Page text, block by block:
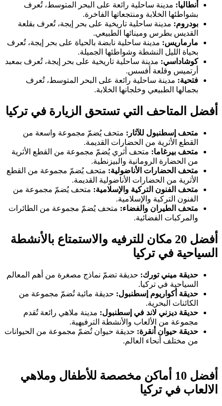
أنطاليا: مدينة ساحلية رائعة على البحر المتوسط، تُعرف
بشواطئها الخلابة ومنتجعاتها الفاخرة.
بودروم: مدينة ساحلية تاريخية على بحر إيجة، تُعرف بقلعة
القديس بطرس ومينائها الطبيعي.
مارماريس: مدينة ساحلية نابضة بالحياة على بحر إيجة، تُعرف
بحياة الليل النشطة وشواطئها الجميلة.
كوشاداسي: مدينة ساحلية تاريخية على بحر إيجة، تُعرف بمعبد
أرتميس وقلعة أفسس.
فتحية: مدينة ساحلية رائعة على البحر المتوسط، تُعرف
بجمالها الطبيعي وخلجانها الخلابة.
أفضل المتاحف التي تستحق الزيارة في تركيا
متحف إسطنبول للآثار: متحف يُضمّ مجموعة واسعة من
القطع الأثرية من الحضارات القديمة.
متحف بيرغاما: متحف أثري يُضمّ مجموعة من القطع الأثرية
من الحضارة الرومانية والبيزنطية.
متحف الحضارات الأناضولية: متحف يُضمّ مجموعة من القطع
الأثرية من الحضارات الأناضولية القديمة.
متحف الفنون التركية والإسلامية: متحف يُضمّ مجموعة من
الفنون التركية والإسلامية.
متحف الطيران والفضاء: متحف يُضمّ مجموعة من الطائرات
والمركبات الفضائية.
أفضل 20 مكان للترفيه والاستمتاع بالأنشطة
السياحية في تركيا
حديقة ميني تورك: حديقة تضمّ نماذج مصغرة من أهم المعالم
السياحية في تركيا.
حديقة أكواريوم إسطنبول: حديقة مائية تُضمّ مجموعة من
الكائنات البحرية.
حديقة ديزني لاند في إسطنبول: مدينة ملاهي رائعة تُقدم
مجموعة من الألعاب والأنشطة الترفيهية.
حديقة حيوان أنقرة: حديقة حيوان تُضمّ مجموعة من الحيوانات
من مختلف أنحاء العالم.
أفضل 10 أماكن مخصصة للأطفال وملاهي
الالعاب في تركيا